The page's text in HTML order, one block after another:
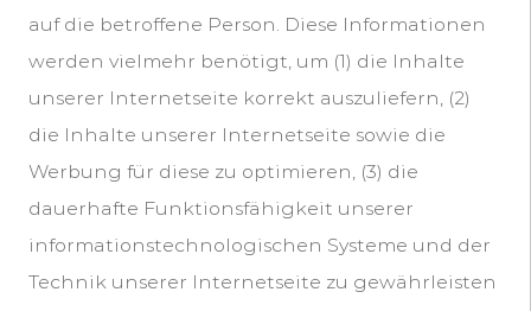
auf die betroffene Person. Diese Informationen
werden vielmehr benötigt, um (1) die Inhalte
unserer Internetseite korrekt auszuliefern, (2)
die Inhalte unserer Internetseite sowie die
Werbung für diese zu optimieren, (3) die
dauerhafte Funktionsfähigkeit unserer
informationstechnologischen Systeme und der
Technik unserer Internetseite zu gewährleisten